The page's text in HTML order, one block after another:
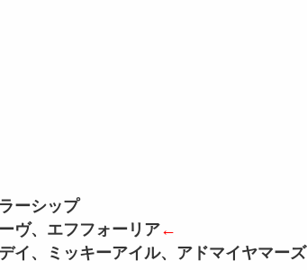
ーシップ
ヴ、エフフォーリア←
、ミッキーアイル、アドマイヤマーズ